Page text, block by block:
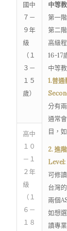
國中
７－
９年
級
（１
３－
１５
歲）
中等
第一
第二
高級
16-17
中等
1.普
分有
通常
目，
2. 進
可修
台灣
兩個
如想
讀專
高中
１０
－１
２年
級
（１
６－
１８